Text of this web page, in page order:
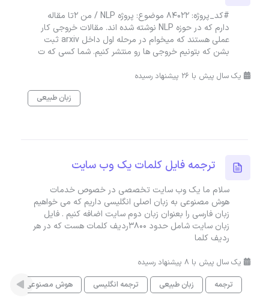
#کد_پروژه: 84022 موضوع: پروژه NLP / من 2تا مقاله
دارم که در حوزه NLP نوشته شده اند. مقالات خروجی کار
عملی هستند که میخوام در مرحله اول داخل arxiv ثبت
بشن که بتونیم خروجی ها رو منتشر کنیم. شما کسی که ت
یک سال پیش با 26 پیشنهاد رسیده
زبان طبیعی
ترجمه فایل کلمات یک وب سایت
سلام ما یک وب سایت تخصصی در خصوص خدمات
هوش مصنوعی به زبان اصلی انگلیسی داریم که می خواهیم
زبان فارسی را بعنوان زبان دوم سایت اضافه کنیم . فایل
زبان سایت شامل حدود 3800ردیف کلمات هست که در هر
ردیف کلما
یک سال پیش با 8 پیشنهاد رسیده
ترجمه
زبان طبیعی ترجمه انگلیسی هوش مصنوعی